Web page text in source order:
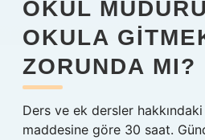
OKUL
OKULA
ZORUNDA MI?
Ders ve ek dersler
maddesine göre 30 saat.